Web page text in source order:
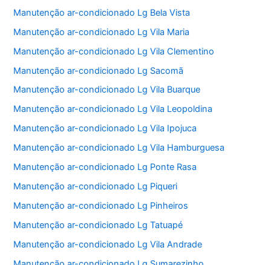
Manutenção ar-condicionado Lg Bela Vista
Manutenção ar-condicionado Lg Vila Maria
Manutenção ar-condicionado Lg Vila Clementino
Manutenção ar-condicionado Lg Sacomã
Manutenção ar-condicionado Lg Vila Buarque
Manutenção ar-condicionado Lg Vila Leopoldina
Manutenção ar-condicionado Lg Vila Ipojuca
Manutenção ar-condicionado Lg Vila Hamburguesa
Manutenção ar-condicionado Lg Ponte Rasa
Manutenção ar-condicionado Lg Piqueri
Manutenção ar-condicionado Lg Pinheiros
Manutenção ar-condicionado Lg Tatuapé
Manutenção ar-condicionado Lg Vila Andrade